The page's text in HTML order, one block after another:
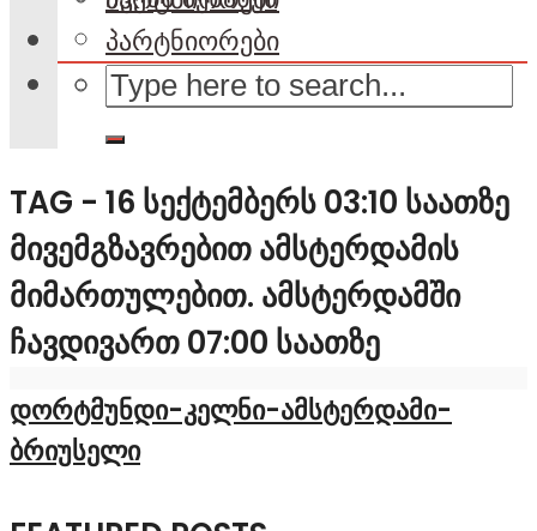
პარტნიორები
TAG - 16 ᲡᲔᲥᲢᲔᲛᲑᲔᲠᲡ 03:10 ᲡᲐᲐᲗᲖᲔ
ᲛᲘᲕᲔᲛᲒᲖᲐᲕᲠᲔᲑᲘᲗ ᲐᲛᲡᲢᲔᲠᲓᲐᲛᲘᲡ
ᲛᲘᲛᲐᲠᲗᲣᲚᲔᲑᲘᲗ. ᲐᲛᲡᲢᲔᲠᲓᲐᲛᲨᲘ
ᲩᲐᲕᲓᲘᲕᲐᲠᲗ 07:00 ᲡᲐᲐᲗᲖᲔ
დორტმუნდი-კელნი-ამსტერდამი-
ბრიუსელი